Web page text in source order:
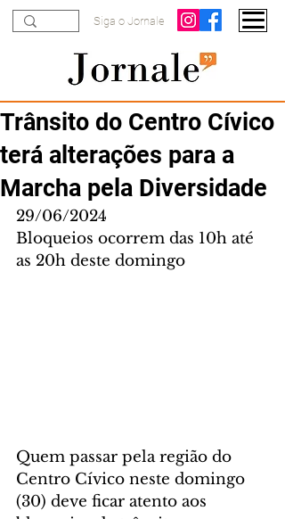
Siga o Jornale
Trânsito do Centro Cívico
terá alterações para a
Marcha pela Diversidade
29/06/2024
Bloqueios ocorrem das 10h até
as 20h deste domingo
Quem passar pela região do
Centro Cívico neste domingo
(30) deve ficar atento aos